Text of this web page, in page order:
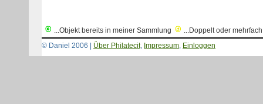
...Objekt bereits in meiner Sammlung
...Doppelt oder
© Daniel 2006 | Über Philatecit, Impressum, Einloggen